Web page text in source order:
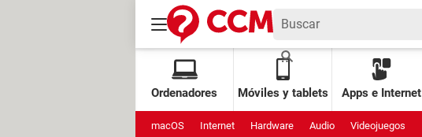
Ordenadores Móviles y tablets Apps e Internet
macOS Internet Hardware Audio Videojuegos